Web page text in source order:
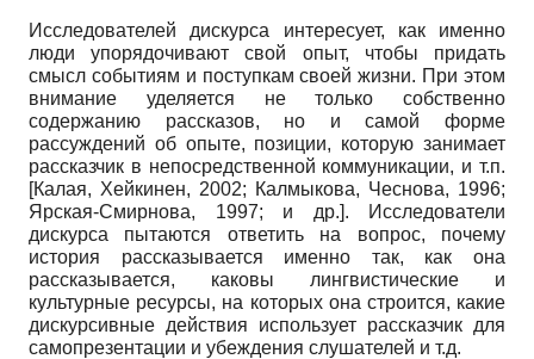
Исследователей дискурса интересует, как именно
люди упорядочивают свой опыт, чтобы придать
смысл событиям и поступкам своей жизни. При этом
внимание уделяется не только собственно
содержанию рассказов, но и самой форме
рассуждений об опыте, позиции, которую занимает
рассказчик в непосредственной коммуникации, и т.п.
[Калая, Хейкинен, 2002; Калмыкова, Чеснова, 1996;
Ярская-Смирнова, 1997; и др.]. Исследователи
дискурса пытаются ответить на вопрос, почему
история рассказывается именно так, как она
рассказывается, каковы лингвистические и
культурные ресурсы, на которых она строится, какие
дискурсивные действия использует рассказчик для
самопрезентации и убеждения слушателей и т.д.